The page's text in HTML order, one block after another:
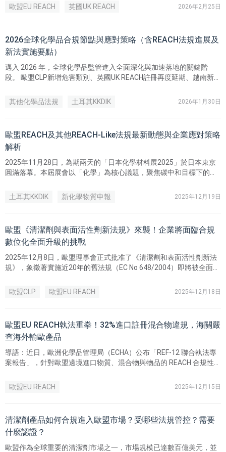
料。
歐盟EU REACH 英國UK REACH 2026年2月25日
2026全球化學品合規節點與應對策略（含REACH法規進展及
新法實施要點）
邁入 2026 年，全球化學品監管進入全面深化與加速落地的關鍵階
段。 歐盟CLP新增危害類別、英國UK REACH註冊再度延期、越南新
耳其、烏克蘭加速推進本地REACH進程，國際危貨運輸規則同步更
新，中國《危險化學品安全法》也即將施行。
其他化學品法規
土耳其KKDIK
2026年1月30日
歐盟REACH及其他REACH-Like法規最新動態與企業應對策略
解析
2025年11月28日，為期兩天的「日本化學材料展2025」於日本東京
圓滿落幕。本屆展會以「化學」為核心議題，聚焦碳中和目標下的材
參與，為年度化學材料產業的重要盛會。
土耳其KKDIK
新化學物質申報
2025年12月19日
歐盟《清潔劑與表面活性劑新法規》來襲！企業將面臨合規
數位化全面升級的挑戰
2025年12月8日，歐盟理事會正式批准了《清潔劑和表面活性劑新法
規》，象徵著實施近20年的舊法規（EC No 648/2004）即將被全面取
歐盟CLP
歐盟EU REACH 2025年12月18日
歐盟EU REACH執法重拳！32%進口註冊混合物違規，海關嚴
查海外輸歐產品
導語：近日，歐洲化學品管理局（ECHA）公布「REF-12 聯合執法專
案報告」，針對歐盟邊境進口物質、混合物與物品的 REACH 合規性進
消費品的重金屬超標問題也相當突出。以下由台灣瑞歐為您解析核心
數據，並提供中國出口企業需特別注意的風險與合規建議。
歐盟EU REACH 2025年12月15日
清潔劑產品如何合規進入歐盟市場？受哪些法規管控？需要
什麼認證？
歐盟作為全球重要的清潔劑市場之一，市場規模已達數百億美元，並